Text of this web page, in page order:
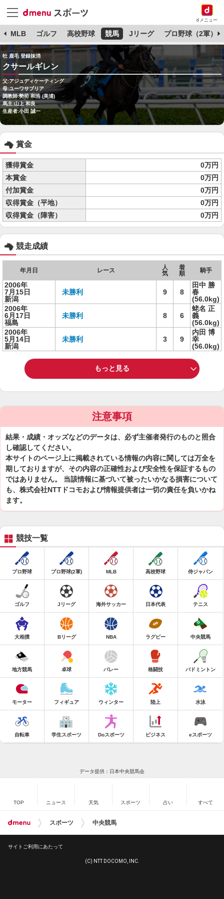
dメニュー
MLB ゴルフ 高校野球 競馬 Jリーグ プロ野球（2軍）
牡 鹿毛 登録抹消
クサールギレン
父:アジュディケーティング
母:ユーワサブリア
調教師:勢司 和浩 (美浦)
馬主:山上 和良
生産者:小田 誠一
賞金
獲得賞金
0万円
本賞金
0万円
付加賞金
0万円
収得賞金（平地）
0万円
収得賞金（障害）
0万円
競走成績
年月日 レース
人
気
着
順
騎手
2006年
7月15日
新潟
未勝利 9 8
田中 勝
春
(56.0kg)
2006年
6月17日
福島
未勝利 8 6
蛯名 正
義
(56.0kg)
2006年
5月14日
新潟
未勝利 3 9
内田 博
幸
(56.0kg)
もっと見る
注意事項
結果・成績・オッズなどのデータは、必ず主催者発行のものと照合
し確認してください。
本サイトのページ上に掲載されている情報の内容に関しては万全を
期しておりますが、その内容の正確性および安全性を保証するもの
ではありません。 当該情報に基づいて被ったいかなる損害について
も、株式会社NTTドコモおよび情報提供者は一切の責任を負いかね
ます。
競技一覧
プロ野球 プロ野球(2軍) MLB 高校野球 侍ジャパン
ゴルフ Jリーグ 海外サッカー 日本代表 テニス
大相撲 Bリーグ NBA ラグビー 中央競馬
地方競馬 卓球 バレー 格闘技 バドミントン
モーター フィギュア ウィンター 陸上 水泳
自転車 学生スポーツ Doスポーツ ビジネス eスポーツ
データ提供：日本中央競馬会
TOP ニュース 天気 スポーツ 占い すべて
スポーツ 中央競馬
サイトご利用にあたって
(C) NTT DOCOMO, INC.